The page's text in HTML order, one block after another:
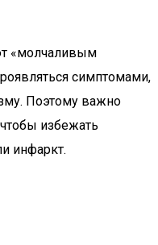
«молчаливым
симптомами,
Поэтому важно
избежать
инфаркт.